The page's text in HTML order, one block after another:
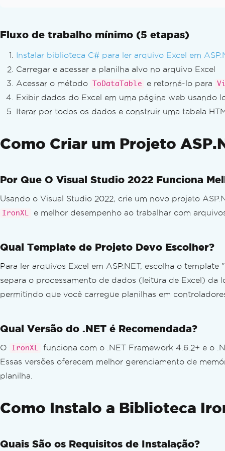
Fluxo de trabalho mínimo (5 etapas)
Instalar biblioteca C# para ler arquivo Excel em
Carregar e acessar a planilha alvo no arquivo Excel
Acessar o método
ToDataTable e retorná-lo para
Exibir dados do Excel em uma página web usando
Iterar por todos os dados e construir uma tabela
Como Criar um Projeto
Por Que O Visual Studio 2022 Funciona
Usando o Visual Studio 2022, crie um novo projeto
IronXL e melhor desempenho ao trabalhar com
Qual Template de Projeto Devo Escolher?
Para ler arquivos Excel em ASP.NET, escolha o
separa o processamento de dados (leitura de Excel) da
permitindo que você carregue planilhas em
Qual Versão do .NET é Recomendada?
O IronXL
funciona com o .NET Framework 4.6.2+ e o
Essas versões oferecem melhor gerenciamento de
planilha.
Como Instalo a Biblioteca
Quais São os Requisitos de Instalação?